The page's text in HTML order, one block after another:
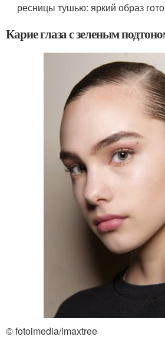
ресницы тушью: яркий образ
Карие глаза с зеленым
© fotoimedia/imaxtree